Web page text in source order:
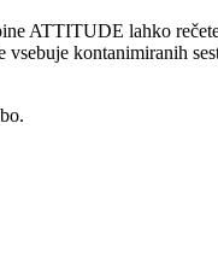
ATTITUDE lahko
kontanimiranih